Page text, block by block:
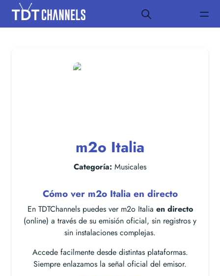
m2o Italia
Categoría: Musicales
Cómo ver m2o Italia en directo
En TDTChannels puedes ver m2o Italia en directo
(online) a través de su emisión oficial, sin registros y
sin instalaciones complejas.
Accede facilmente desde distintas plataformas.
Siempre enlazamos la señal oficial del emisor.